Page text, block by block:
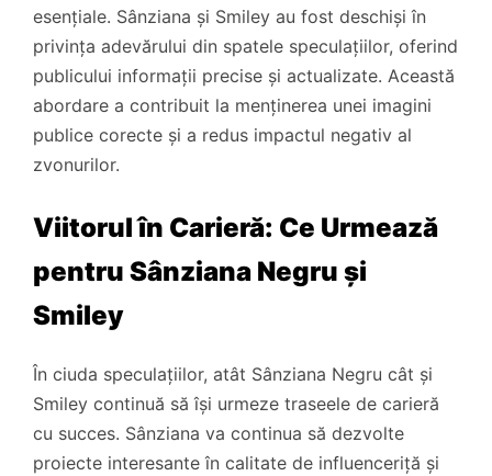
esențiale. Sânziana și Smiley au fost deschiși în
privința adevărului din spatele speculațiilor, oferind
publicului informații precise și actualizate. Această
abordare a contribuit la menținerea unei imagini
publice corecte și a redus impactul negativ al
zvonurilor.
Viitorul în Carieră: Ce Urmează
pentru Sânziana Negru și
Smiley
În ciuda speculațiilor, atât Sânziana Negru cât și
Smiley continuă să își urmeze traseele de carieră
cu succes. Sânziana va continua să dezvolte
proiecte interesante în calitate de influenceriță și